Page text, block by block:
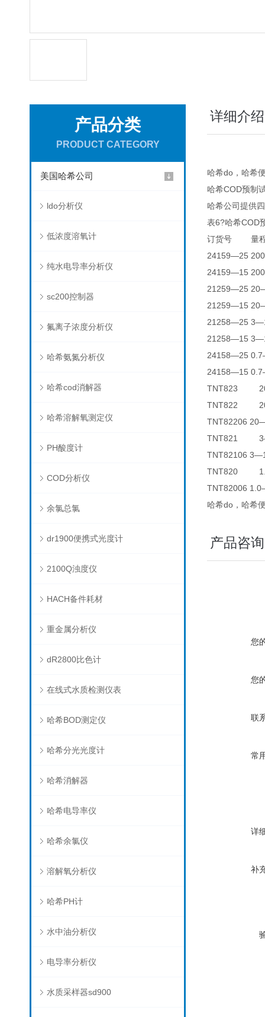
产品分类
PRODUCT CATEGORY
美国哈希公司
ldo分析仪
低浓度溶氧计
纯水电导率分析仪
sc200控制器
氟离子浓度分析仪
哈希氨氮分析仪
哈希cod消解器
哈希溶解氧测定仪
PH酸度计
COD分析仪
余氯总氯
dr1900便携式光度计
2100Q浊度仪
HACH备件耗材
重金属分析仪
dR2800比色计
在线式水质检测仪表
哈希BOD测定仪
哈希分光光度计
哈希消解器
哈希电导率仪
哈希余氯仪
溶解氧分析仪
哈希PH计
水中油分析仪
电导率分析仪
水质采样器sd900
详细介绍
哈希do，哈希
哈希COD预制
哈希公司提供
表6?哈希COD
订货号 量程
24159—25
24159—15
21259—25
21259—15
21258—25
21258—15
24158—25
24158—15
TNT823
TNT822
TNT82206
TNT821
TNT82106
TNT820
TNT82006
哈希do，哈希
产品咨询
您
您
联
常
详
补